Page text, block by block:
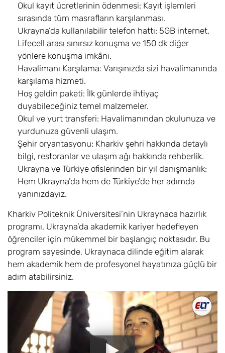
Okul kayıt ücretlerinin ödenmesi: Kayıt işlemleri
sırasında tüm masrafların karşılanması.
Ukrayna’da kullanılabilir telefon hattı: 5GB internet,
Lifecell arası sınırsız konuşma ve 150 dk diğer
yönlere konuşma imkânı.
Havalimanı Karşılama: Varışınızda sizi havalimanında
karşılama hizmeti.
Hoş geldin paketi: İlk günlerde ihtiyaç
duyabileceğiniz temel malzemeler.
Okul ve yurt transferi: Havalimanından okulunuza ve
yurdunuza güvenli ulaşım.
Şehir oryantasyonu: Kharkiv şehri hakkında detaylı
bilgi, restoranlar ve ulaşım ağı hakkında rehberlik.
Ukrayna ve Türkiye ofislerinden bir yıl danışmanlık:
Hem Ukrayna’da hem de Türkiye’de her adımda
yanınızdayız.
Kharkiv Politeknik Üniversitesi’nin Ukraynaca hazırlık
programı, Ukrayna’da akademik kariyer hedefleyen
öğrenciler için mükemmel bir başlangıç noktasıdır. Bu
program sayesinde, Ukraynaca dilinde eğitim alarak
hem akademik hem de profesyonel hayatınıza güçlü bir
adım atabilirsiniz.